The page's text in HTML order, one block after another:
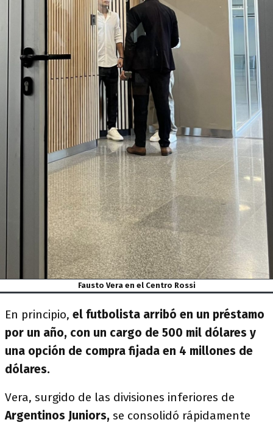
Fausto Vera en el Centro Rossi
En principio, el futbolista arribó en un préstamo
por un año, con un cargo de 500 mil dólares y
una opción de compra fijada en 4 millones de
dólares.
Vera, surgido de las divisiones inferiores de
Argentinos Juniors, se consolidó rápidamente